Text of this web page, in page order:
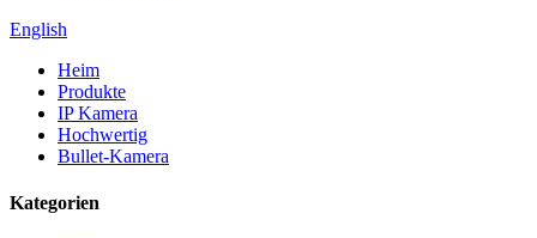
English
Heim
Produkte
IP Kamera
Hochwertig
Bullet-Kamera
Kategorien